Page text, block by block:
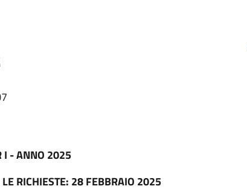
I - ANNO 2025
RICHIESTE: 28 FEBBRAIO 2025